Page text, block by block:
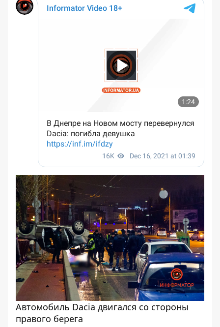
Автомобиль Dacia двигался со стороны
правого берега